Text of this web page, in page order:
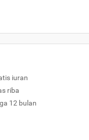
iuran
riba
12 bulan